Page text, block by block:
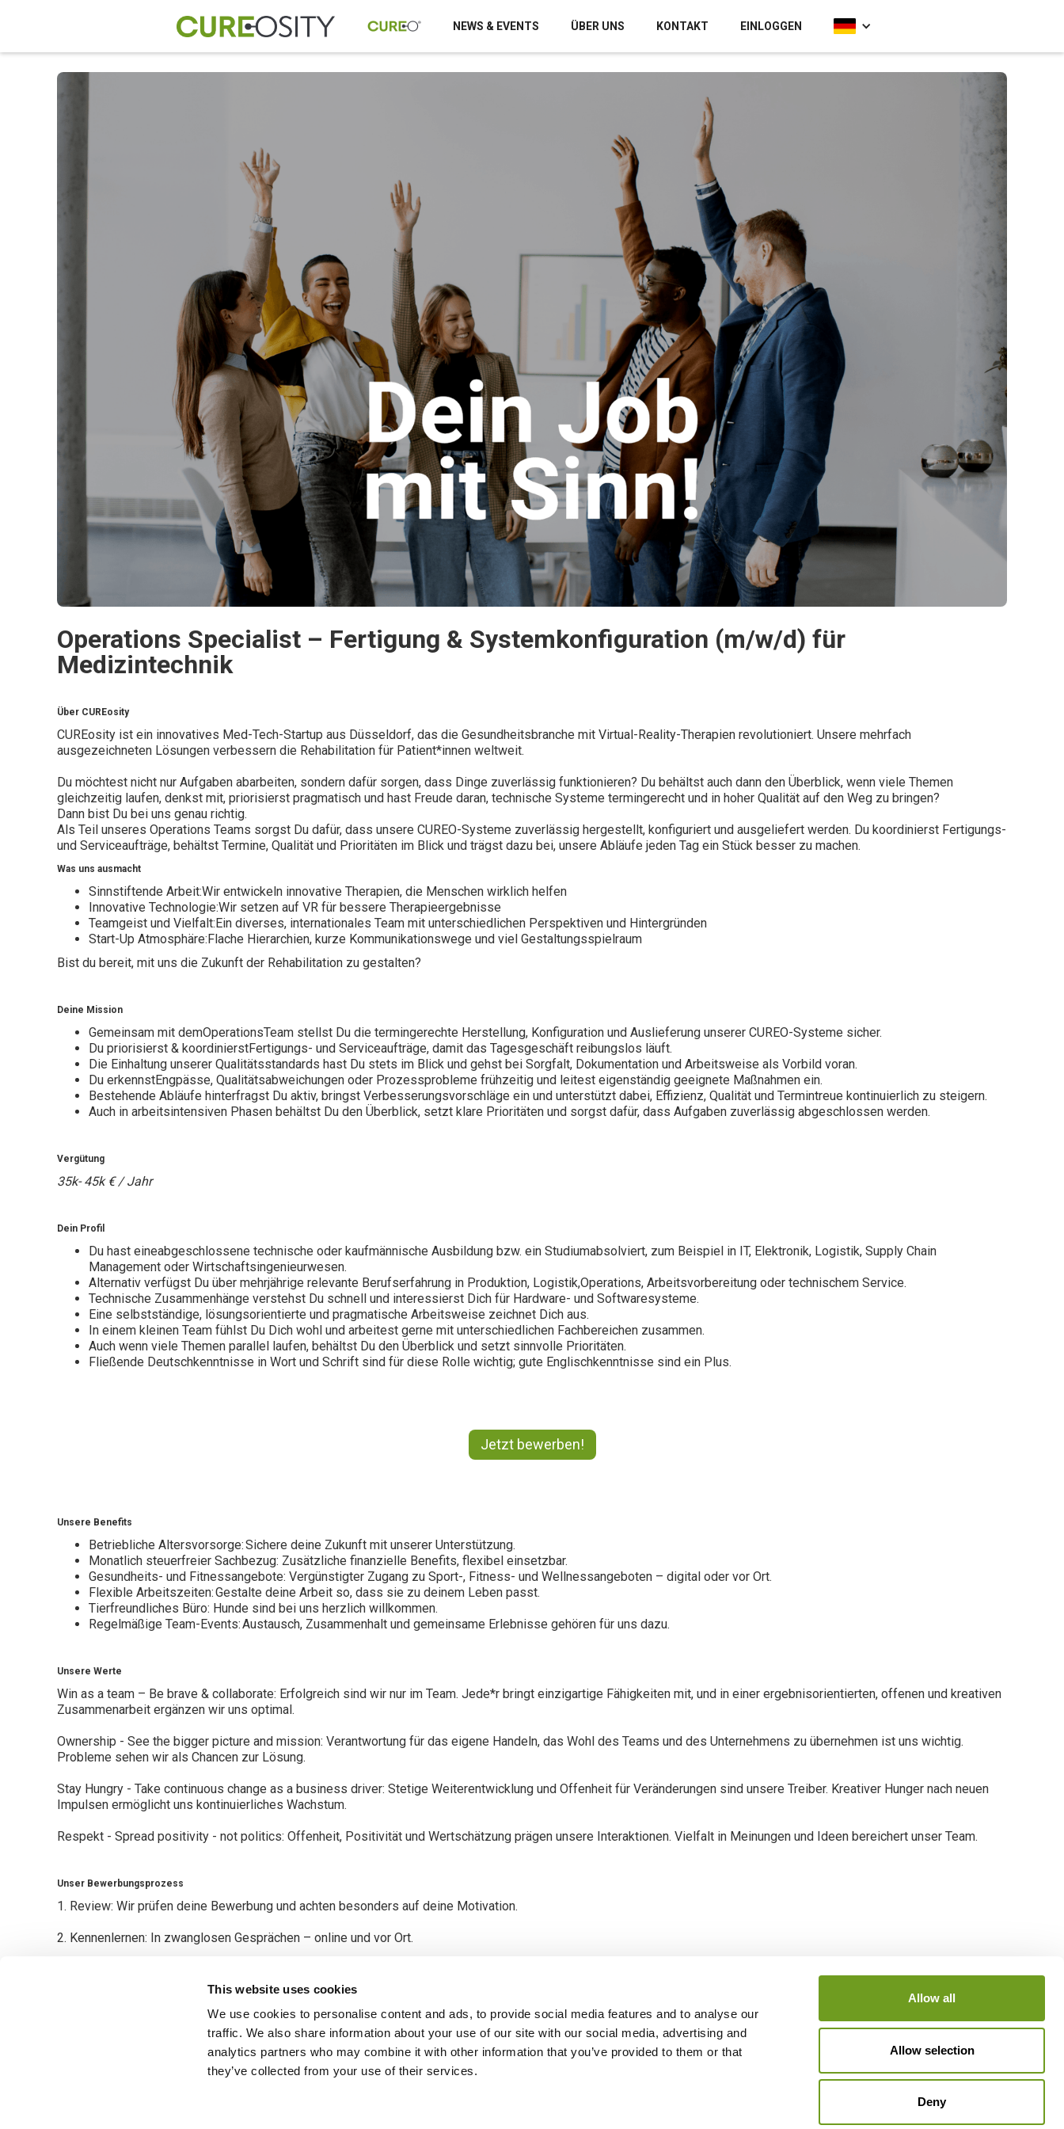
This website uses cookies
We use cookies to personalise content and ads, to provide social media features and to analyse our
traffic. We also share information about your use of our site with our social media, advertising and
analytics partners who may combine it with other information that you’ve provided to them or that
they’ve collected from your use of their services.
Allow all
Allow selection
Deny
NEWS & EVENTS ÜBER UNS KONTAKT EINLOGGEN
Operations Specialist – Fertigung & Systemkonfiguration (m/w/d) für
Medizintechnik
Über CUREosity
CUREosity ist ein innovatives Med-Tech-Startup aus Düsseldorf, das die Gesundheitsbranche mit Virtual-Reality-Therapien revolutioniert. Unsere mehrfach
ausgezeichneten Lösungen verbessern die Rehabilitation für Patient*innen weltweit.
Du möchtest nicht nur Aufgaben abarbeiten, sondern dafür sorgen, dass Dinge zuverlässig funktionieren? Du behältst auch dann den Überblick, wenn viele Themen
gleichzeitig laufen, denkst mit, priorisierst pragmatisch und hast Freude daran, technische Systeme termingerecht und in hoher Qualität auf den Weg zu bringen?
Dann bist Du bei uns genau richtig.
Als Teil unseres Operations Teams sorgst Du dafür, dass unsere CUREO-Systeme zuverlässig hergestellt, konfiguriert und ausgeliefert werden. Du koordinierst Fertigungs-
und Serviceaufträge, behältst Termine, Qualität und Prioritäten im Blick und trägst dazu bei, unsere Abläufe jeden Tag ein Stück besser zu machen.
Was uns ausmacht
Sinnstiftende Arbeit:Wir entwickeln innovative Therapien, die Menschen wirklich helfen
Innovative Technologie:Wir setzen auf VR für bessere Therapieergebnisse
Teamgeist und Vielfalt:Ein diverses, internationales Team mit unterschiedlichen Perspektiven und Hintergründen
Start-Up Atmosphäre:Flache Hierarchien, kurze Kommunikationswege und viel Gestaltungsspielraum
Bist du bereit, mit uns die Zukunft der Rehabilitation zu gestalten?
Deine Mission
Gemeinsam mit demOperationsTeam stellst Du die termingerechte Herstellung, Konfiguration und Auslieferung unserer CUREO-Systeme sicher.
Du priorisierst & koordinierstFertigungs- und Serviceaufträge, damit das Tagesgeschäft reibungslos läuft.
Die Einhaltung unserer Qualitätsstandards hast Du stets im Blick und gehst bei Sorgfalt, Dokumentation und Arbeitsweise als Vorbild voran.
Du erkennstEngpässe, Qualitätsabweichungen oder Prozessprobleme frühzeitig und leitest eigenständig geeignete Maßnahmen ein.
Bestehende Abläufe hinterfragst Du aktiv, bringst Verbesserungsvorschläge ein und unterstützt dabei, Effizienz, Qualität und Termintreue kontinuierlich zu steigern.
Auch in arbeitsintensiven Phasen behältst Du den Überblick, setzt klare Prioritäten und sorgst dafür, dass Aufgaben zuverlässig abgeschlossen werden.
Vergütung
35k- 45k € / Jahr
Dein Profil
Du hast eineabgeschlossene technische oder kaufmännische Ausbildung bzw. ein Studiumabsolviert, zum Beispiel in IT, Elektronik, Logistik, Supply Chain
Management oder Wirtschaftsingenieurwesen.
Alternativ verfügst Du über mehrjährige relevante Berufserfahrung in Produktion, Logistik,Operations, Arbeitsvorbereitung oder technischem Service.
Technische Zusammenhänge verstehst Du schnell und interessierst Dich für Hardware- und Softwaresysteme.
Eine selbstständige, lösungsorientierte und pragmatische Arbeitsweise zeichnet Dich aus.
In einem kleinen Team fühlst Du Dich wohl und arbeitest gerne mit unterschiedlichen Fachbereichen zusammen.
Auch wenn viele Themen parallel laufen, behältst Du den Überblick und setzt sinnvolle Prioritäten.
Fließende Deutschkenntnisse in Wort und Schrift sind für diese Rolle wichtig; gute Englischkenntnisse sind ein Plus.
Jetzt bewerben!
Unsere Benefits
Betriebliche Altersvorsorge: Sichere deine Zukunft mit unserer Unterstützung.
Monatlich steuerfreier Sachbezug: Zusätzliche finanzielle Benefits, flexibel einsetzbar.
Gesundheits- und Fitnessangebote: Vergünstigter Zugang zu Sport-, Fitness- und Wellnessangeboten – digital oder vor Ort.
Flexible Arbeitszeiten: Gestalte deine Arbeit so, dass sie zu deinem Leben passt.
Tierfreundliches Büro: Hunde sind bei uns herzlich willkommen.
Regelmäßige Team-Events: Austausch, Zusammenhalt und gemeinsame Erlebnisse gehören für uns dazu.
Unsere Werte
Win as a team – Be brave & collaborate: Erfolgreich sind wir nur im Team. Jede*r bringt einzigartige Fähigkeiten mit, und in einer ergebnisorientierten, offenen und kreativen
Zusammenarbeit ergänzen wir uns optimal.
Ownership - See the bigger picture and mission: Verantwortung für das eigene Handeln, das Wohl des Teams und des Unternehmens zu übernehmen ist uns wichtig.
Probleme sehen wir als Chancen zur Lösung.
Stay Hungry - Take continuous change as a business driver: Stetige Weiterentwicklung und Offenheit für Veränderungen sind unsere Treiber. Kreativer Hunger nach neuen
Impulsen ermöglicht uns kontinuierliches Wachstum.
Respekt - Spread positivity - not politics: Offenheit, Positivität und Wertschätzung prägen unsere Interaktionen. Vielfalt in Meinungen und Ideen bereichert unser Team.
Unser Bewerbungsprozess
1. Review: Wir prüfen deine Bewerbung und achten besonders auf deine Motivation.
2. Kennenlernen: In zwanglosen Gesprächen – online und vor Ort.